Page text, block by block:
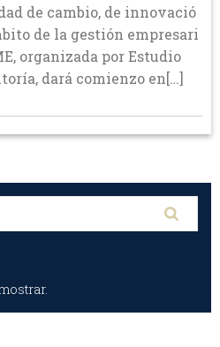
de cambio, de innovació
de la gestión empresari
organizada por Estudio
dará comienzo en[…]